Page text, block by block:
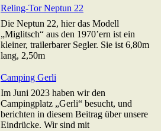
Reling-Tor Neptun 22
Die Neptun 22, hier das Modell
„Miglitsch“ aus den 1970’ern ist ein
kleiner, trailerbarer Segler. Sie ist 6,80m
lang, 2,50m
Camping Gerli
Im Juni 2023 haben wir den
Campingplatz „Gerli“ besucht, und
berichten in diesem Beitrag über unsere
Eindrücke. Wir sind mit